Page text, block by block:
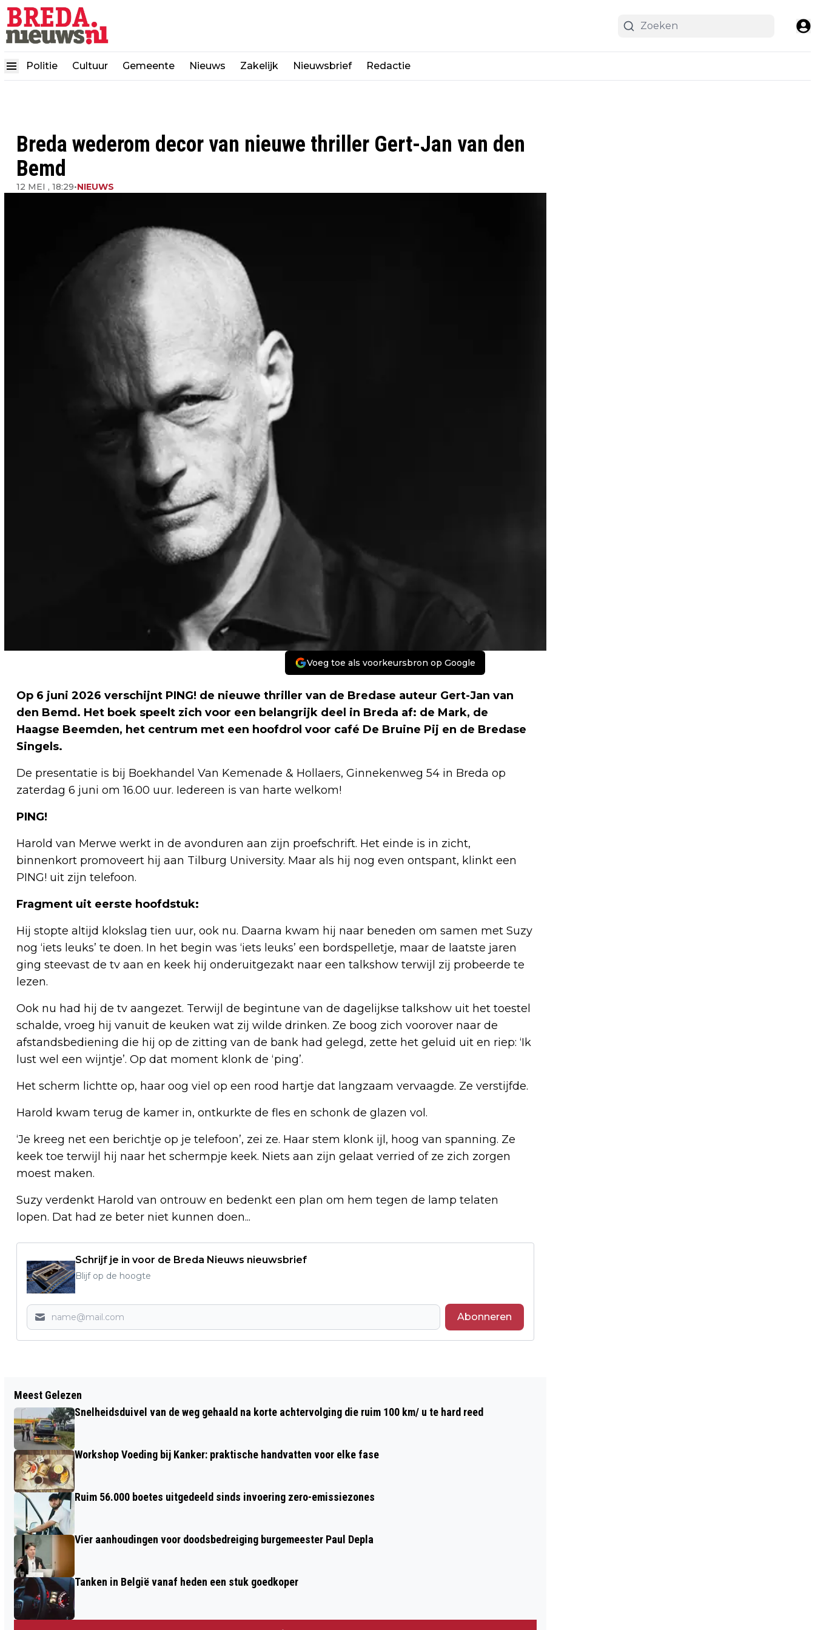
Politie Cultuur Gemeente Nieuws Zakelijk Nieuwsbrief Redactie
Breda wederom decor van nieuwe thriller Gert-Jan van den
Bemd
12 MEI , 18:29•NIEUWS
Voeg toe als voorkeursbron op Google
Op 6 juni 2026 verschijnt PING! de nieuwe thriller van de Bredase auteur Gert-Jan van
den Bemd. Het boek speelt zich voor een belangrijk deel in Breda af: de Mark, de
Haagse Beemden, het centrum met een hoofdrol voor café De Bruine Pij en de Bredase
Singels.
De presentatie is bij Boekhandel Van Kemenade & Hollaers, Ginnekenweg 54 in Breda op
zaterdag 6 juni om 16.00 uur. Iedereen is van harte welkom!
PING!
Harold van Merwe werkt in de avonduren aan zijn proefschrift. Het einde is in zicht,
binnenkort promoveert hij aan Tilburg University. Maar als hij nog even ontspant, klinkt een
PING! uit zijn telefoon.
Fragment uit eerste hoofdstuk:
Hij stopte altijd klokslag tien uur, ook nu. Daarna kwam hij naar beneden om samen met Suzy
nog ‘iets leuks’ te doen. In het begin was ‘iets leuks’ een bordspelletje, maar de laatste jaren
ging steevast de tv aan en keek hij onderuitgezakt naar een talkshow terwijl zij probeerde te
lezen.
Ook nu had hij de tv aangezet. Terwijl de begintune van de dagelijkse talkshow uit het toestel
schalde, vroeg hij vanuit de keuken wat zij wilde drinken. Ze boog zich voorover naar de
afstandsbediening die hij op de zitting van de bank had gelegd, zette het geluid uit en riep: ‘Ik
lust wel een wijntje’. Op dat moment klonk de ‘ping’.
Het scherm lichtte op, haar oog viel op een rood hartje dat langzaam vervaagde. Ze verstijfde.
Harold kwam terug de kamer in, ontkurkte de fles en schonk de glazen vol.
‘Je kreeg net een berichtje op je telefoon’, zei ze. Haar stem klonk ijl, hoog van spanning. Ze
keek toe terwijl hij naar het schermpje keek. Niets aan zijn gelaat verried of ze zich zorgen
moest maken.
Suzy verdenkt Harold van ontrouw en bedenkt een plan om hem tegen de lamp telaten
lopen. Dat had ze beter niet kunnen doen...
Schrijf je in voor de Breda Nieuws nieuwsbrief
Blijf op de hoogte
Abonneren
ALBERT HEIJN OUDE VEST WEER OPEN
DANKZIJ KLANT ANNIE
MEER VOOR HUN ZORGVERZEKERING
Meest Gelezen
Snelheidsduivel van de weg gehaald na korte achtervolging die ruim 100 km/ u te hard reed
Workshop Voeding bij Kanker: praktische handvatten voor elke fase
Ruim 56.000 boetes uitgedeeld sinds invoering zero-emissiezones
Vier aanhoudingen voor doodsbedreiging burgemeester Paul Depla
Tanken in België vanaf heden een stuk goedkoper